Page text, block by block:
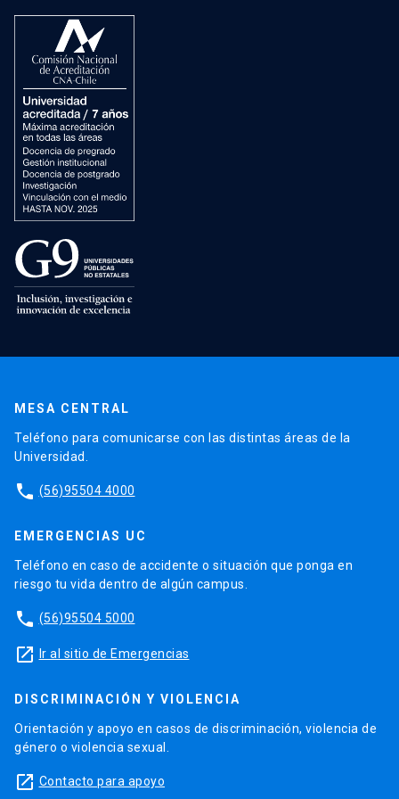
MESA CENTRAL
Teléfono para comunicarse con las distintas áreas de la
Universidad.
phone (56)95504 4000
EMERGENCIAS UC
Teléfono en caso de accidente o situación que ponga en
riesgo tu vida dentro de algún campus.
phone (56)95504 5000
launch Ir al sitio de Emergencias
DISCRIMINACIÓN Y VIOLENCIA
Orientación y apoyo en casos de discriminación, violencia de
género o violencia sexual.
launch Contacto para apoyo